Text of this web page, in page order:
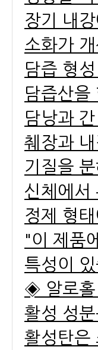
장기 내
소화가
담즙 형
담즙산을
담낭과
췌장과
기질을
신체에서
정제 형
"이 제품
특성이
◈ 알로홀
활성 성
활성탄은